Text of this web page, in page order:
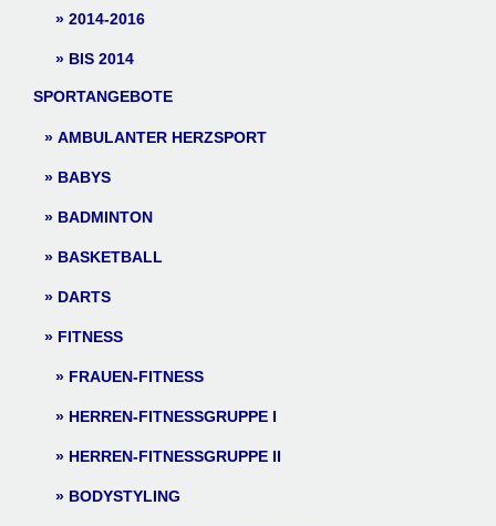
2014-2016
BIS 2014
SPORTANGEBOTE
AMBULANTER HERZSPORT
BABYS
BADMINTON
BASKETBALL
DARTS
FITNESS
FRAUEN-FITNESS
HERREN-FITNESSGRUPPE I
HERREN-FITNESSGRUPPE II
BODYSTYLING